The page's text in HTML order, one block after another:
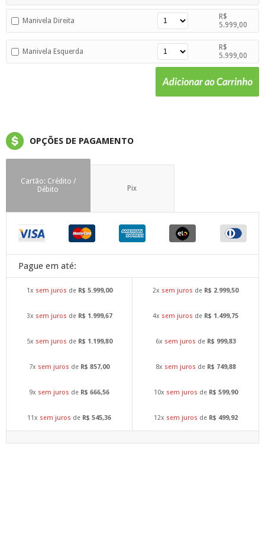
Manivela Direita
R$
5.999,00
Manivela Esquerda
R$
5.999,00
OPÇÕES DE PAGAMENTO
Cartão: Crédito /
Débito
Pix
Pague em até:
1x sem juros de R$ 5.999,00 2x sem juros de R$ 2.999,50
3x sem juros de R$ 1.999,67 4x sem juros de R$ 1.499,75
5x sem juros de R$ 1.199,80 6x sem juros de R$ 999,83
7x sem juros de R$ 857,00 8x sem juros de R$ 749,88
9x sem juros de R$ 666,56 10x sem juros de R$ 599,90
11x sem juros de R$ 545,36 12x sem juros de R$ 499,92